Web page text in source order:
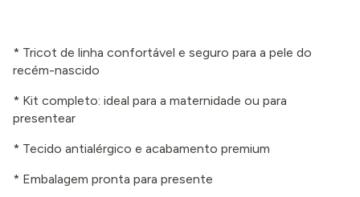
* Tricot de linha confortável e seguro para a pele do
recém-nascido
* Kit completo: ideal para a maternidade ou para
presentear
* Tecido antialérgico e acabamento premium
* Embalagem pronta para presente